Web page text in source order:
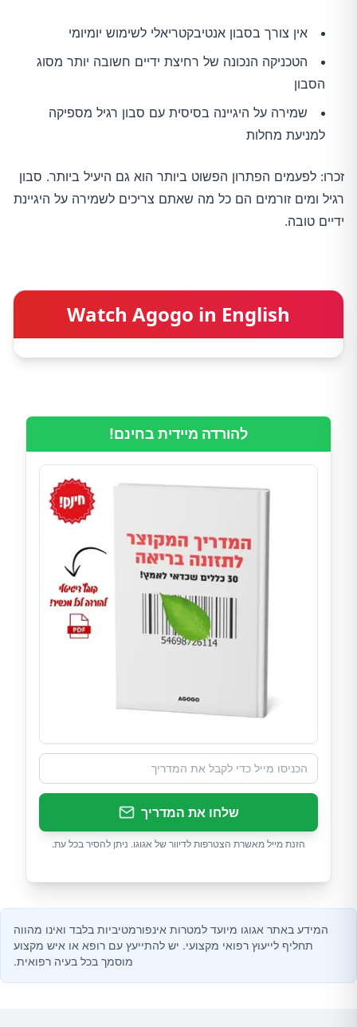
אין צורך בסבון אנטיבקטריאלי לשימוש יומיומי
הטכניקה הנכונה של רחיצת ידיים חשובה יותר מסוג
הסבון
שמירה על היגיינה בסיסית עם סבון רגיל מספיקה
למניעת מחלות
ידיים טובה.
Watch Agogo in English
להורדה מיידית בחינם!
שלחו את המדריך
הזנת מייל מאשרת הצטרפות לדיוור של אגוגו. ניתן להסיר בכל עת.
המידע באתר אגוגו מיועד למטרות אינפורמטיביות בלבד ואינו מהווה
תחליף לייעוץ רפואי מקצועי. יש להתייעץ עם רופא או איש מקצוע
מוסמך בכל בעיה רפואית.